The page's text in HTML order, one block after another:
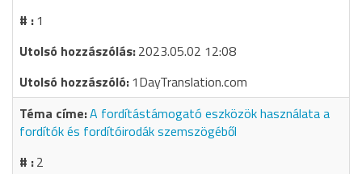
1
2023.05.02 12:08
1DayTranslation.com
A fordítástámogató eszközök használata a
fordítók és fordítóirodák szemszögéből
2